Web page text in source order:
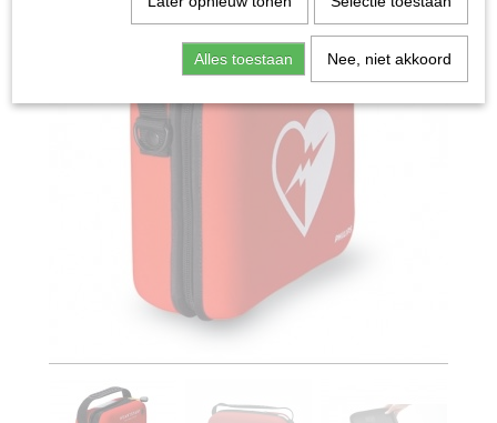
Alles toestaan Nee, niet akkoord